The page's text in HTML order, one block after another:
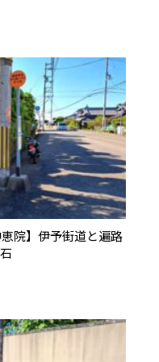
院】伊予街道と遍路